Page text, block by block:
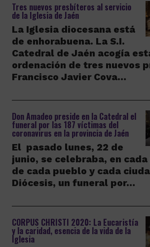
Tres nuevos presbíteros al servicio
de la Iglesia de Jaén
La Iglesia diocesana está
de enhorabuena. La S.I.
Catedral de Jaén acogía
ordenación de tres nuevos
Francisco Javier Cova…
Don Amadeo preside en la Catedral el
funeral por las 187 víctimas del
coronavirus en la provincia de Jaén
El pasado lunes, 22 de
junio, se celebraba, en
de cada pueblo y cada
Diócesis, un funeral por…
CORPUS CHRISTI 2020: La Eucaristía
y la caridad, esencia de la vida de la
Iglesia